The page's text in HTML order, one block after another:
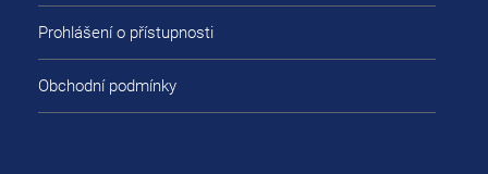
Prohlášení o přístupnosti
Obchodní podmínky